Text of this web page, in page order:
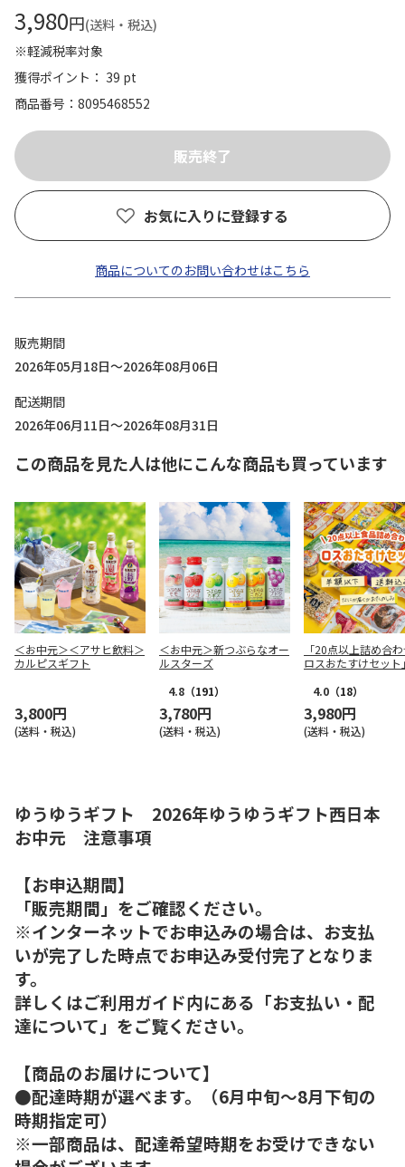
3,980円(送料・税込)
※軽減税率対象
獲得ポイント： 39 pt
商品番号
8095468552
お気に入りに登録する
商品についてのお問い合わせはこちら
販売期間
2026年05月18日～2026年08月06日
配送期間
2026年06月11日～2026年08月31日
この商品を見た人は他にこんな商品も買っています
＜お中元＞＜アサヒ飲料＞
カルピスギフト
3,800円
(送料・税込)
＜お中元＞新つぶらなオー
ルスターズ
4.8 （191）
3,780円
(送料・税込)
「20点以上詰め合
ロスおたすけセット
4.0 （18）
3,980円
(送料・税込)
ゆうゆうギフト 2026年ゆうゆうギフト西日本
お中元 注意事項
【お申込期間】
「販売期間」をご確認ください。
※インターネットでお申込みの場合は、お支払
いが完了した時点でお申込み受付完了となりま
す。
詳しくはご利用ガイド内にある「お支払い・配
達について」をご覧ください。
【商品のお届けについて】
●配達時期が選べます。（6月中旬～8月下旬の
時期指定可）
※一部商品は、配達希望時期をお受けできない